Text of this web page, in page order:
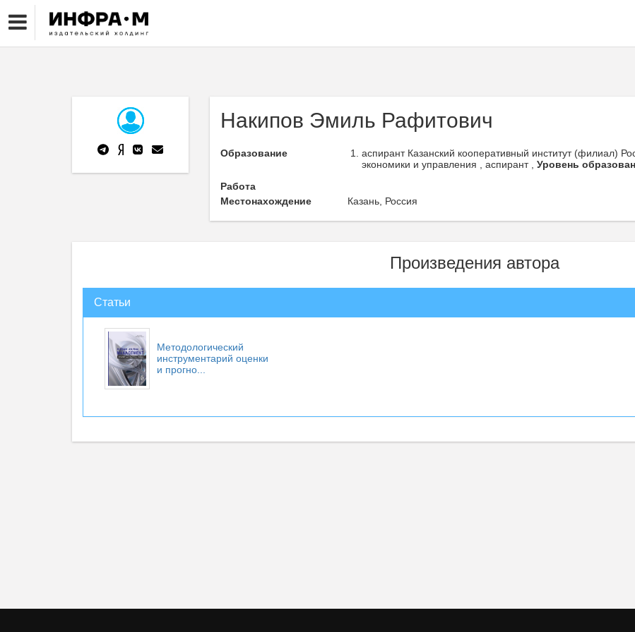
Накипов Эмиль Рафитович
Образование
аспирант Казанский кооперативный институт (филиал)
экономики и управления , аспирант , Уровень
Работа
Местонахождение
Казань, Россия
Произведения автора
Статьи
Методологический
инструментарий оценки
и прогно...